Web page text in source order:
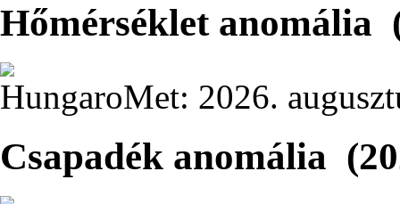
Hőmérséklet anomália
HungaroMet: 2026.
Csapadék anomália